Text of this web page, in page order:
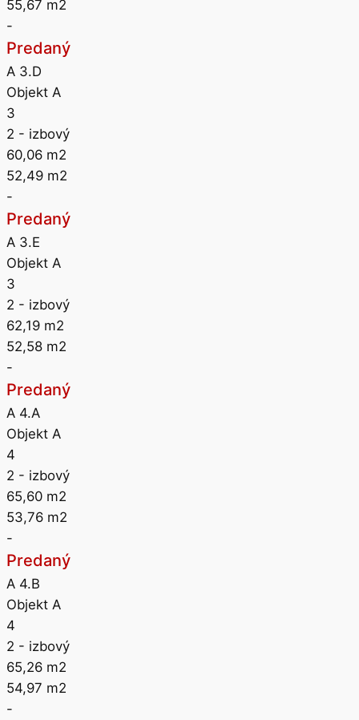
55,67 m2
-
Predaný
A 3.D
Objekt A
3
2 - izbový
60,06 m2
52,49 m2
-
Predaný
A 3.E
Objekt A
3
2 - izbový
62,19 m2
52,58 m2
-
Predaný
A 4.A
Objekt A
4
2 - izbový
65,60 m2
53,76 m2
-
Predaný
A 4.B
Objekt A
4
2 - izbový
65,26 m2
54,97 m2
-